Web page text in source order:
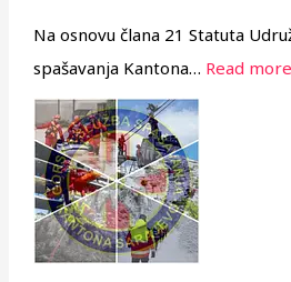
Na osnovu člana 21 Statuta
spašavanja Kantona… Read more